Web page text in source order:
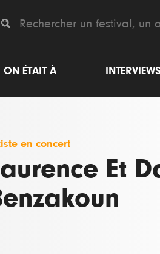
ON ÉTAIT À INTERVIEWS
en concert
Et